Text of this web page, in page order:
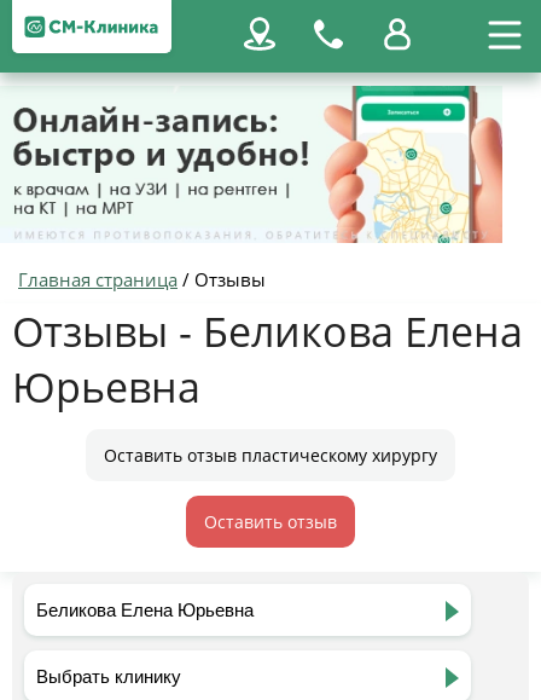
Главная страница / Отзывы
Отзывы - Беликова Елена
Юрьевна
Оставить отзыв пластическому хирургу
Оставить отзыв